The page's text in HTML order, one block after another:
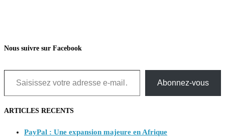
Nous suivre sur Facebook
Saisissez votre adresse e-mail…
Abonnez-vous
ARTICLES RECENTS
PayPal : Une expansion majeure en Afrique